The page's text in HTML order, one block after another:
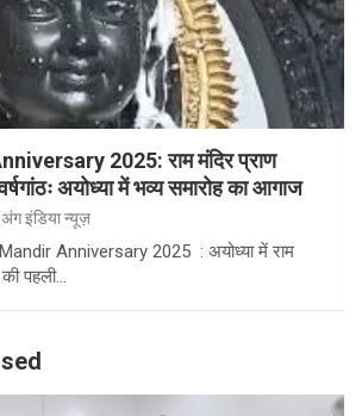
2025: राम मंदिर प्राण
अयोध्या में भव्य समारोह का आगाज
अंग इंडिया न्यूज़
Anniversary 2025 : अयोध्या में राम
की पहली…